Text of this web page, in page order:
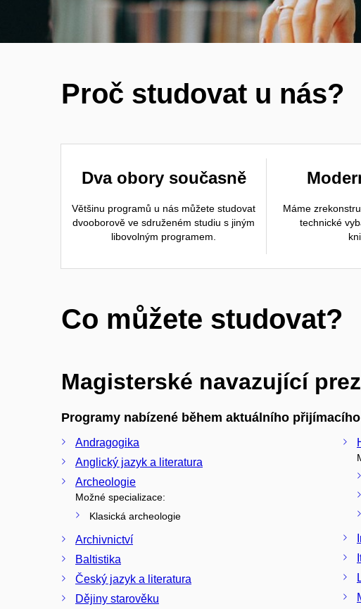
Proč studovat u nás?
Dva obory současně
Většinu programů u nás můžete studovat
dvooborově ve sdruženém studiu s jiným
libovolným programem.
Máme
technické
Co můžete studovat?
Magisterské navazující
Programy nabízené během aktuálního
Andragogika
Anglický jazyk a literatura
Archeologie
Možné specializace:
Klasická archeologie
Archivnictví
Baltistika
Český jazyk a literatura
Dějiny starověku